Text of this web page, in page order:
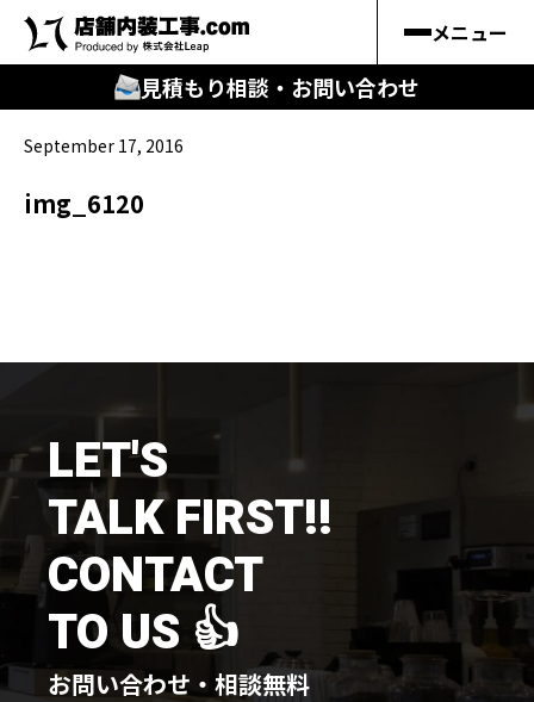
メニュー
見積もり相談・お問い合わせ
︎探す
キーワードから
知る
はじめての方
店舗内装工事.comの強み
施工までの流れ
コラムを読む
お客様のこえ
September 17, 2016
img_6120
LET'S
TALK FIRST!!
CONTACT
TO US 👍
お問い合わせ・相談無料